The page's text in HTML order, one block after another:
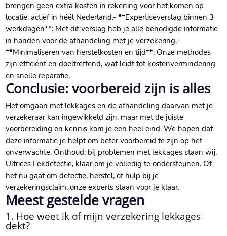
brengen geen extra kosten in rekening voor het komen op
locatie, actief in héél Nederland.​ - **Expertiseverslag binnen 3
werkdagen**: Met dit verslag heb je alle benodigde informatie
in handen voor de afhandeling met je verzekering.​ -
**Minimaliseren van herstelkosten en tijd**: Onze methodes
zijn efficiënt en doeltreffend, wat leidt tot kostenvermindering
en snelle reparatie.​
Conclusie: voorbereid zijn is alles
Het omgaan met lekkages en de afhandeling daarvan met je
verzekeraar kan ingewikkeld zijn, maar met de juiste
voorbereiding en kennis kom je een heel eind.​ We hopen dat
deze informatie je helpt om beter voorbereid te zijn op het
onverwachte.​ Onthoud: bij problemen met lekkages staan wij,
Ultrices Lekdetectie, klaar om je volledig te ondersteunen.​ Of
het nu gaat om detectie, herstel, of hulp bij je
verzekeringsclaim, onze experts staan voor je klaar.​
Meest gestelde vragen
1.​ Hoe weet ik of mijn verzekering lekkages
dekt?